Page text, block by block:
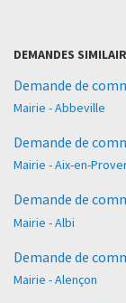
DEMANDES
Demande de
Mairie - Abbeville
Demande de
Mairie - Aix-en-
Demande de
Mairie - Albi
Demande de
Mairie - Alençon